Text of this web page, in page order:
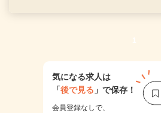
1
気になる求人は
「後で見る 」で保存！
会員登録なしで、